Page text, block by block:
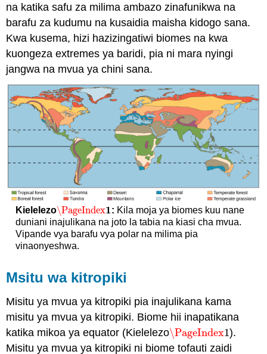
na katika safu za milima ambazo zinafunikwa na
barafu za kudumu na kusaidia maisha kidogo sana.
Kwa kusema, hizi hazizingatiwi biomes na kwa
kuongeza extremes ya baridi, pia ni mara nyingi
jangwa na mvua ya chini sana.
Kielelezo\PageIndex1
\PageIndex1: Kila moja ya biomes kuu nane
duniani inajulikana na joto la tabia na kiasi cha mvua.
Vipande vya barafu vya polar na milima pia
vinaonyeshwa.
Msitu wa kitropiki
Misitu ya mvua ya kitropiki pia inajulikana kama
misitu ya mvua ya kitropiki. Biome hii inapatikana
katika mikoa ya equator (Kielelezo\PageIndex1
\PageIndex1).
Misitu ya mvua ya kitropiki ni biome tofauti zaidi